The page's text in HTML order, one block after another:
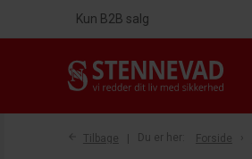
Kun B2B salg
Tilbage Du er her: Forside